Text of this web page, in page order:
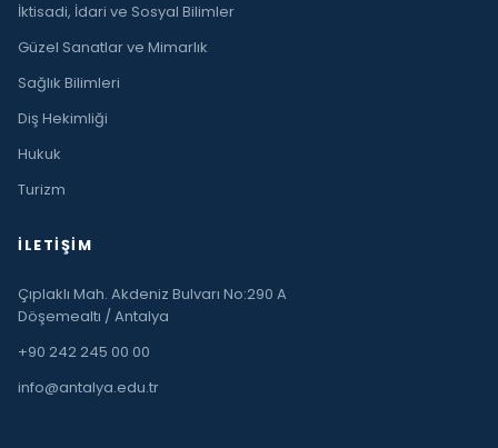
İktisadi, İdari ve Sosyal Bilimler
Güzel Sanatlar ve Mimarlık
Sağlık Bilimleri
Diş Hekimliği
Hukuk
Turizm
İLETIŞIM
Çıplaklı Mah. Akdeniz Bulvarı No:290 A
Döşemealtı / Antalya
+90 242 245 00 00
info@antalya.edu.tr